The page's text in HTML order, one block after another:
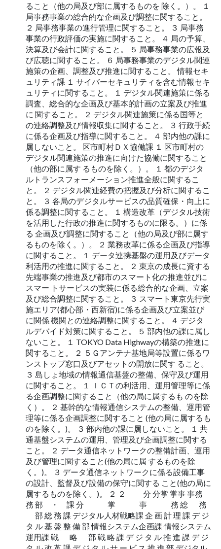
ること（他の局及び部に属するものを 除く。）。 １
局事務事業の総合的な企画及び調整に関すること。
２ 局事務事業の進行管理に関すること。 ３ 局事務
事業の行政評価の実施に関すること。 ４ 局の予算、
決算及び会計に関すること。 ５ 局事務事業の広報及
び広聴に関すること。 ６ 局事務事業のデジタル関連
施策の企画、調整及び推進に関すること。 情報セキ
ュリティ課 １ サイバーセキュリティを含む情報セキ
ュリティに関すること。 １ デジタル関連施策に係る
調査、総合的な企画及び基本的計画の立案及び推進
に 関すること。 ２ デジタル関連施策に係る国等と
の連絡調整及び情報収集に関すること。 ３ 行政手続
に係る企画及び指導に関すること。 ４ 部内他の課に
属しないこと。 区市町村ＤＸ協働課 １ 区市町村の
デジタル関連施策の推進に向けた協働に関すること
（他の部に属す るものを除く。）。 １ 都のデジタ
ルトランスフォーメーション推進全般に関するこ
と。 ２ デジタル関連経費の把握及び分析に関するこ
と。 ３ 各局のデジタルサービスの品質確保・向上に
係る調整に関すること。 １ 構造改革（デジタル技術
を活用した行政の推進に関するものに限る。）に係
る 企画及び調整に関すること（他の局及び部に属す
るものを除く。）。 ２ 業務改革に係る企画及び指導
に関すること。 １ データ連携基盤の運用及びデータ
利活用の推進に関すること。 ２ 東京の成長に資する
先端事業の推進及び都市のスマート化の推進並びに
スマー トサービスの実装に係る総合的な企画、立案
及び総合調整に関すること。 ３ スマート東京先行実
施エリア(都心部・西新宿)に係る企画及び立案並び
に関係 機関との連絡調整に関すること。 ４ デジタ
ルデバイド対策に関すること。 ５ 部内他の課に属し
ないこと。 １ TOKYO Data Highwayの構築の推進に
関すること。 ２ ５Ｇアンテナ基地局等設置に係るワ
ンストップ窓口及びアセットの開放に関す ること。
３ 島しょ地域の情報通信基盤の整備、保守及び運用
に関すること。 １ ＩＣＴの利活用、運用管理等に係
る企画調整に関すること（他の局に属するも のを除
く）。 ２ 基幹的な情報通信システムの整備、運用管
理等に係る企画調整に関すること (他の局に属するも
のを除く。)。 ３ 部内他の課に属しないこと。 １ 共
通基盤システムの運用、管理及び企画調整に関する
こと。 ２ データ通信ネットワークの整備計画、運用
及び管理に関すること(他の局に属 するものを除
く。)。 ３ データ通信ネットワークに係る設備工事
の設計、監督及び設備の保守に関する こと(他の局に
属するものを除く。)。 ２ ２ 分 分掌 掌事 事務
務 部 ・ 課 分 掌 事 務 総 務
部 総 務 課 デジタル人材戦略課 企 画 計 理 課 デ ジ
タ ル 基 盤 整 備 部 情報システム企画課 情報システム
運用課 戦 略 部 戦 略 課 デ ジ タ ル 推 進 課 デ ジ